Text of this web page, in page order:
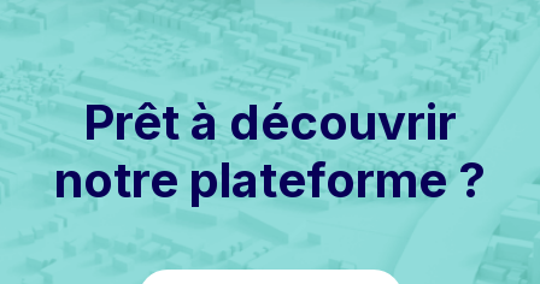
Prêt à découvrir
notre plateforme ?